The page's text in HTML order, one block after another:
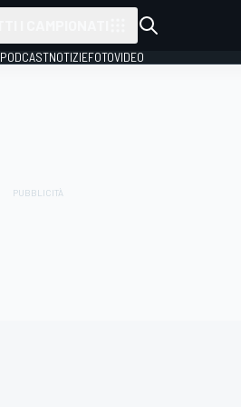
PODCASTNOTIZIEFOTOVIDEO